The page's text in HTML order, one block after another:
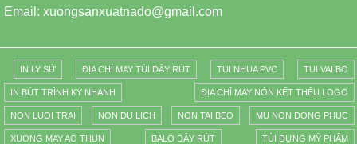
Email: xuongsanxuatnado@gmail.com
IN LY SỨ ĐỊA CHỈ MAY TÚI DÂY RÚT TUI NHUA PVC TUI VAI BO
IN BÚT TRÌNH KÝ NHANH ĐỊA CHỈ MAY NÓN KẾT THÊU LOGO
NON LUOI TRAI NON DU LICH NON TAI BEO MU NON DONG PHUC
XUONG MAY AO THUN BALO DÂY RÚT TÚI ĐỰNG MỸ PHẨM